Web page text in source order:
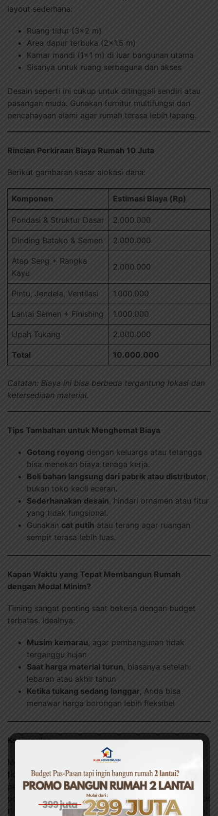
layout sederhana:
Ruang tidur (3×2 m)
Area dapur terbuka (2×1.5 m)
Kamar mandi (1×1 m) di luar bangunan utama
Sisanya untuk ruang serbaguna dan akses
Desain seperti ini cukup untuk ditinggali sendiri atau
pasangan muda. Gunakan furnitur multifungsi dan
pencahayaan alami agar rumah terasa lebih lapang.
Rincian Perkiraan Biaya Rumah 10 Juta
Berikut gambaran kasar alokasi dana:
Komponen Estimasi Biaya (Rp)
Pondasi & Struktur Dasar 2.000.000
Dinding Batako & Semen 2.000.000
Atap Seng + Rangka
Kayu
2.000.000
Pintu, Jendela, Ventilasi 1.000.000
Lantai Semen + Finishing 1.000.000
Upah Tukang 2.000.000
Total 10.000.000
Catatan: Biaya ini bisa berbeda tergantung lokasi dan
ketersediaan material.
Tips Tambahan untuk Menghemat Biaya
Gotong royong dengan keluarga atau tetangga
bisa menekan biaya tenaga kerja.
Beli bahan langsung dari pabrik atau distributor,
bukan toko kecil eceran.
Sederhanakan desain, hindari ornamen atau fitur
yang tidak fungsional.
Gunakan cat putih atau terang agar ruangan
sempit terasa lebih luas.
Kapan Waktu yang Tepat Membangun Rumah
dengan Modal Minim?
Timing sangat penting saat bekerja dengan budget
terbatas. Idealnya:
Musim kemarau, agar pembangunan tidak
terganggu hujan
Saat harga material turun, biasanya setelah
lebaran atau akhir tahun
Ketika tukang sedang longgar, Anda bisa
menawar harga borongan lebih fleksibel
Kesimpulan
Membangun rumah dengan modal 10 juta memang
tidak mudah, tapi bukan hal yang mustahil. Dengan
perencanaan cerdas, desain sederhana, dan
pendekatan bertahap, Anda tetap bisa memiliki tempat
tinggal layak yang bisa dikembangkan di masa depan.